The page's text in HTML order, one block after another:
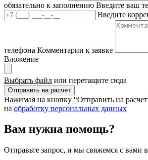
обязательно к заполнению Введите ваш
Введите
телефона Комментарии к заявке
Вложение
Выбрать файл или перетащите сюда
Отправить на расчет
Нажимая на кнопку “Отправить на
на обработку персональных данных
Вам нужна помощь?
Отправьте запрос, и мы свяжемся с вами